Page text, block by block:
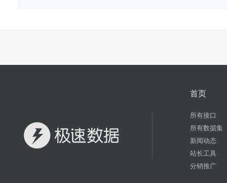
首页
所有接口
所有数据集
新闻动态
站长工具
分销推广